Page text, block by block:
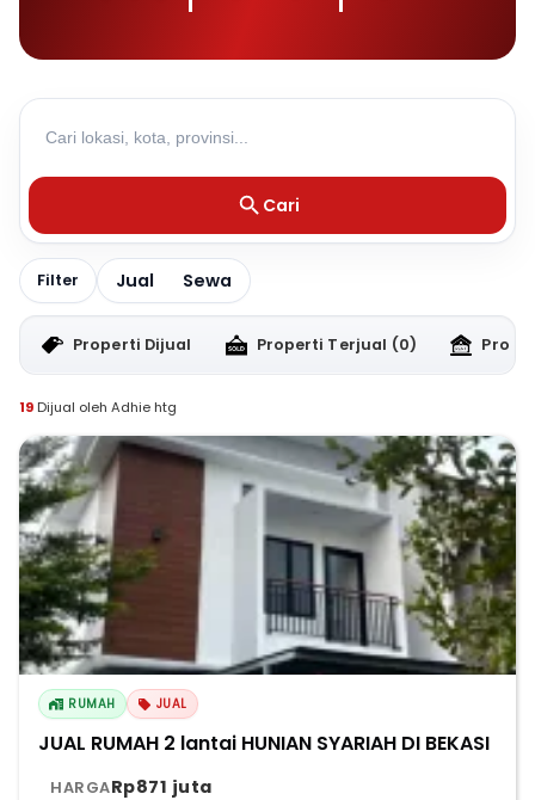
Cari
Filter Jual Sewa
Properti Dijual Properti Terjual (0)
19 Dijual oleh Adhie htg
RUMAH JUAL
JUAL RUMAH 2 lantai HUNIAN SYARIAH DI BEKASI
HARGARp871 juta